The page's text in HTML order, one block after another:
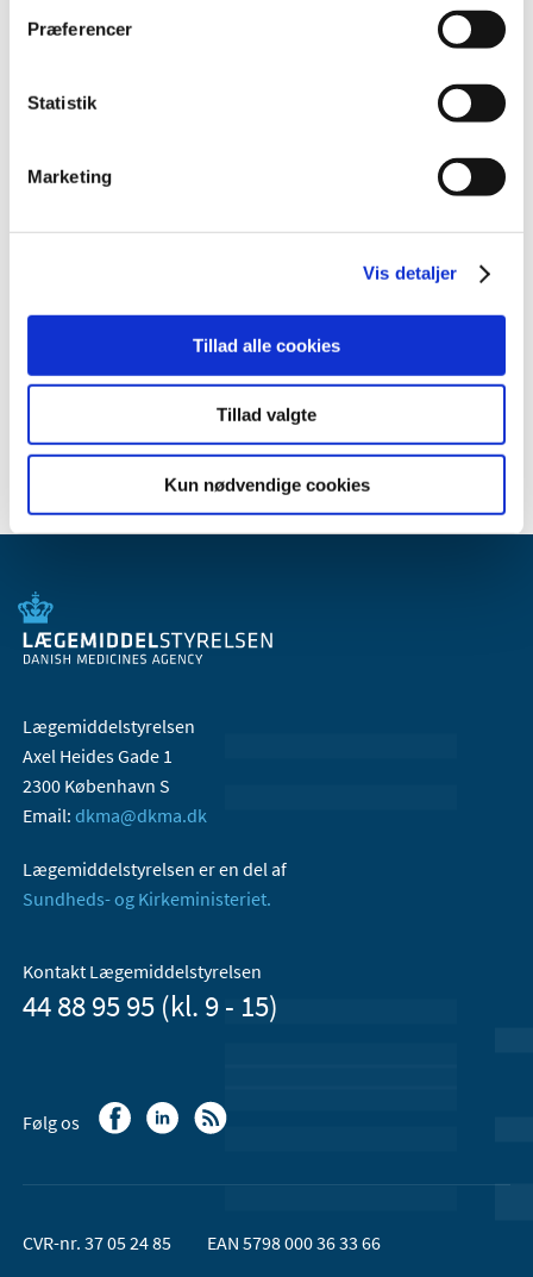
Præferencer
Statistik
Marketing
Vis detaljer
Tillad alle cookies
Tillad valgte
Kun nødvendige cookies
december (2)
oktober (1)
juli (1)
Lægemiddelstyrelsen
Axel Heides Gade 1
2300 København S
Email: dkma@dkma.dk
Lægemiddelstyrelsen er en del af
Sundheds- og Kirkeministeriet.
Kontakt Lægemiddelstyrelsen
44 88 95 95 (kl. 9 - 15)
Følg os
CVR-nr. 37 05 24 85 EAN 5798 000 36 33 66